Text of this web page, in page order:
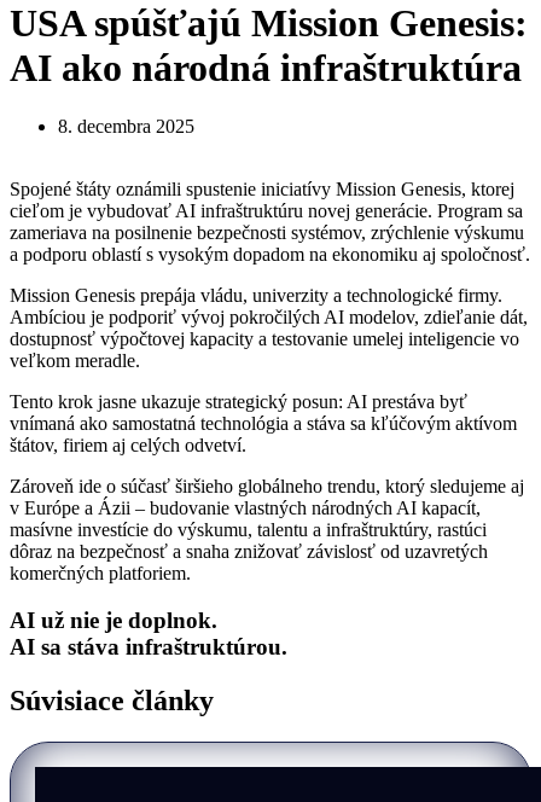
USA spúšťajú Mission Genesis:
AI ako národná infraštruktúra
8. decembra 2025
Spojené štáty oznámili spustenie iniciatívy Mission Genesis, ktorej
cieľom je vybudovať AI infraštruktúru novej generácie. Program sa
zameriava na posilnenie bezpečnosti systémov, zrýchlenie výskumu
a podporu oblastí s vysokým dopadom na ekonomiku aj spoločnosť.
Mission Genesis prepája vládu, univerzity a technologické firmy.
Ambíciou je podporiť vývoj pokročilých AI modelov, zdieľanie dát,
dostupnosť výpočtovej kapacity a testovanie umelej inteligencie vo
veľkom meradle.
Tento krok jasne ukazuje strategický posun: AI prestáva byť
vnímaná ako samostatná technológia a stáva sa kľúčovým aktívom
štátov, firiem aj celých odvetví.
Zároveň ide o súčasť širšieho globálneho trendu, ktorý sledujeme aj
v Európe a Ázii – budovanie vlastných národných AI kapacít,
masívne investície do výskumu, talentu a infraštruktúry, rastúci
dôraz na bezpečnosť a snaha znižovať závislosť od uzavretých
komerčných platforiem.
AI už nie je doplnok.
AI sa stáva infraštruktúrou.
Súvisiace články